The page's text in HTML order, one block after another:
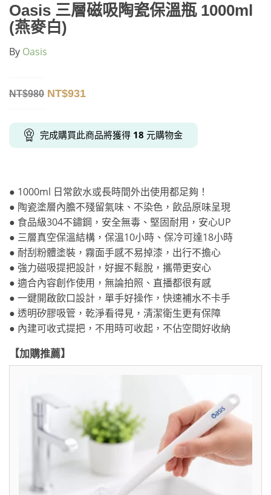
Oasis 三層磁吸陶瓷保溫瓶 1000ml
(燕麥白)
By Oasis
NT$980 NT$931
完成購買此商品將獲得 18 元購物金
● 1000ml 日常飲水或長時間外出使用都足夠！
● 陶瓷塗層內膽不殘留氣味、不染色，飲品原味呈現
● 食品級304不鏽鋼，安全無毒、堅固耐用，安心UP
● 三層真空保溫結構，保溫10小時、保冷可達18小時
● 耐刮粉體塗裝，霧面手感不易掉漆，出行不擔心
● 強力磁吸提把設計，好握不鬆脫，攜帶更安心
● 適合內容創作使用，無論拍照、直播都很有感
● 一鍵開啟飲口設計，單手好操作，快速補水不卡手
● 透明矽膠吸管，乾淨看得見，清潔衛生更有保障
● 內建可收式提把，不用時可收起，不佔空間好收納
【加購推薦】